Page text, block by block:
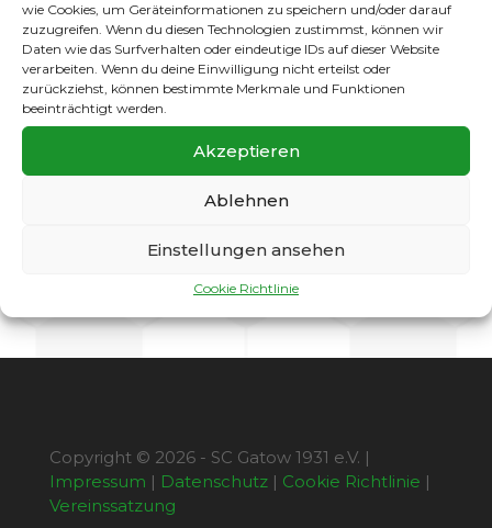
wie Cookies, um Geräteinformationen zu speichern und/oder darauf
zuzugreifen. Wenn du diesen Technologien zustimmst, können wir
Daten wie das Surfverhalten oder eindeutige IDs auf dieser Website
verarbeiten. Wenn du deine Einwilligung nicht erteilst oder
zurückziehst, können bestimmte Merkmale und Funktionen
beeinträchtigt werden.
Akzeptieren
Ablehnen
Einstellungen ansehen
Cookie Richtlinie
Sonntag, 20.12.2015, Auswärtsspiel bei
Concordia Britz
Anstoß 15.00 Uhr, Buschkrugallee 163 – 12359
Berlin
Gatow II
Kickers Anstoß 14.00
Copyright © 2026 - SC Gatow 1931 e.V. |
Impressum | Datenschutz| Cookie Richtlinie |
Vereinssatzung